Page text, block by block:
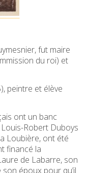
fut maire
du roi) et
peintre et élève
ont un banc
Louis-Robert Duboys
Loubière, ont été
financé la
de Labarre, son
époux pour qu’il